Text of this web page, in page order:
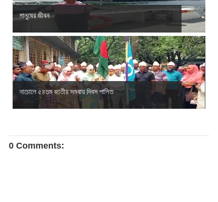
মানুষের জীবন
নাচোলে ৫৪তম জাতীয় সমবায় দিবস পালিত
0 Comments: